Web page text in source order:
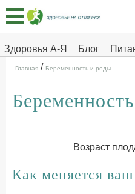
Здоровья А-Я Блог
Здоровье
Главная
Тесты
Про
ДЕТЯМ
Главная / Беременность и роды
Возраст
Как меняется